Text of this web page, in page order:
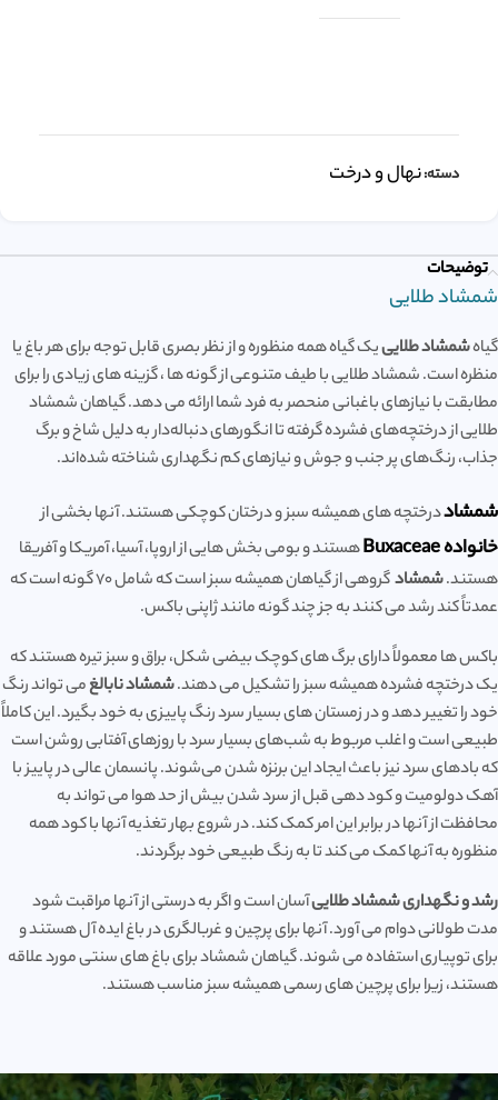
دسته:نهال و درخت
توضیحات
شمشاد طلایی
گیاهشمشاد طلایییک گیاه همه منظوره و از نظر بصری قابل توجه برای هر باغ یا
منظره است. شمشاد طلایی با طیف متنوعی از گونه ها ، گزینه های زیادی را برای
مطابقت با نیازهای باغبانی منحصر به فرد شما ارائه می دهد. گیاهان شمشاد
طلایی از درختچه‌های فشرده گرفته تا انگورهای دنباله‌دار به دلیل شاخ و برگ
جذاب، رنگ‌های پر جنب و جوش و نیازهای کم نگهداری شناخته شده‌اند.
شمشاددرختچه های همیشه سبز و درختان کوچکی هستند. آنها بخشی از
خانواده Buxaceae
هستند و بومی بخش هایی از اروپا، آسیا، آمریکا و آفریقا
هستند.شمشاد
گروهی از گیاهان همیشه سبز است که شامل 70 گونه است که
عمدتاً کند رشد می کنند به جز چند گونه مانند ژاپنی باکس.
باکس ها معمولاً دارای برگ های کوچک بیضی شکل، براق و سبز تیره هستند که
یک درختچه فشرده همیشه سبز را تشکیل می دهند.شمشاد نابالغمی تواند رنگ
خود را تغییر دهد و در زمستان های بسیار سرد رنگ پاییزی به خود بگیرد. این کاملاً
طبیعی است و اغلب مربوط به شب‌های بسیار سرد با روزهای آفتابی روشن است
که بادهای سرد نیز باعث ایجاد این برنزه شدن می‌شوند. پانسمان عالی در پاییز با
آهک دولومیت و کود دهی قبل از سرد شدن بیش از حد هوا می تواند به
محافظت از آنها در برابر این امر کمک کند. در شروع بهار تغذیه آنها با کود همه
منظوره به آنها کمک می کند تا به رنگ طبیعی خود برگردند.
رشد و نگهداری شمشاد طلاییآسان است و اگر به درستی از آنها مراقبت شود
مدت طولانی دوام می آورد. آنها برای پرچین و غربالگری در باغ ایده آل هستند و
برای توپیاری استفاده می شوند. گیاهان شمشاد برای باغ های سنتی مورد علاقه
هستند، زیرا برای پرچین های رسمی همیشه سبز مناسب هستند.